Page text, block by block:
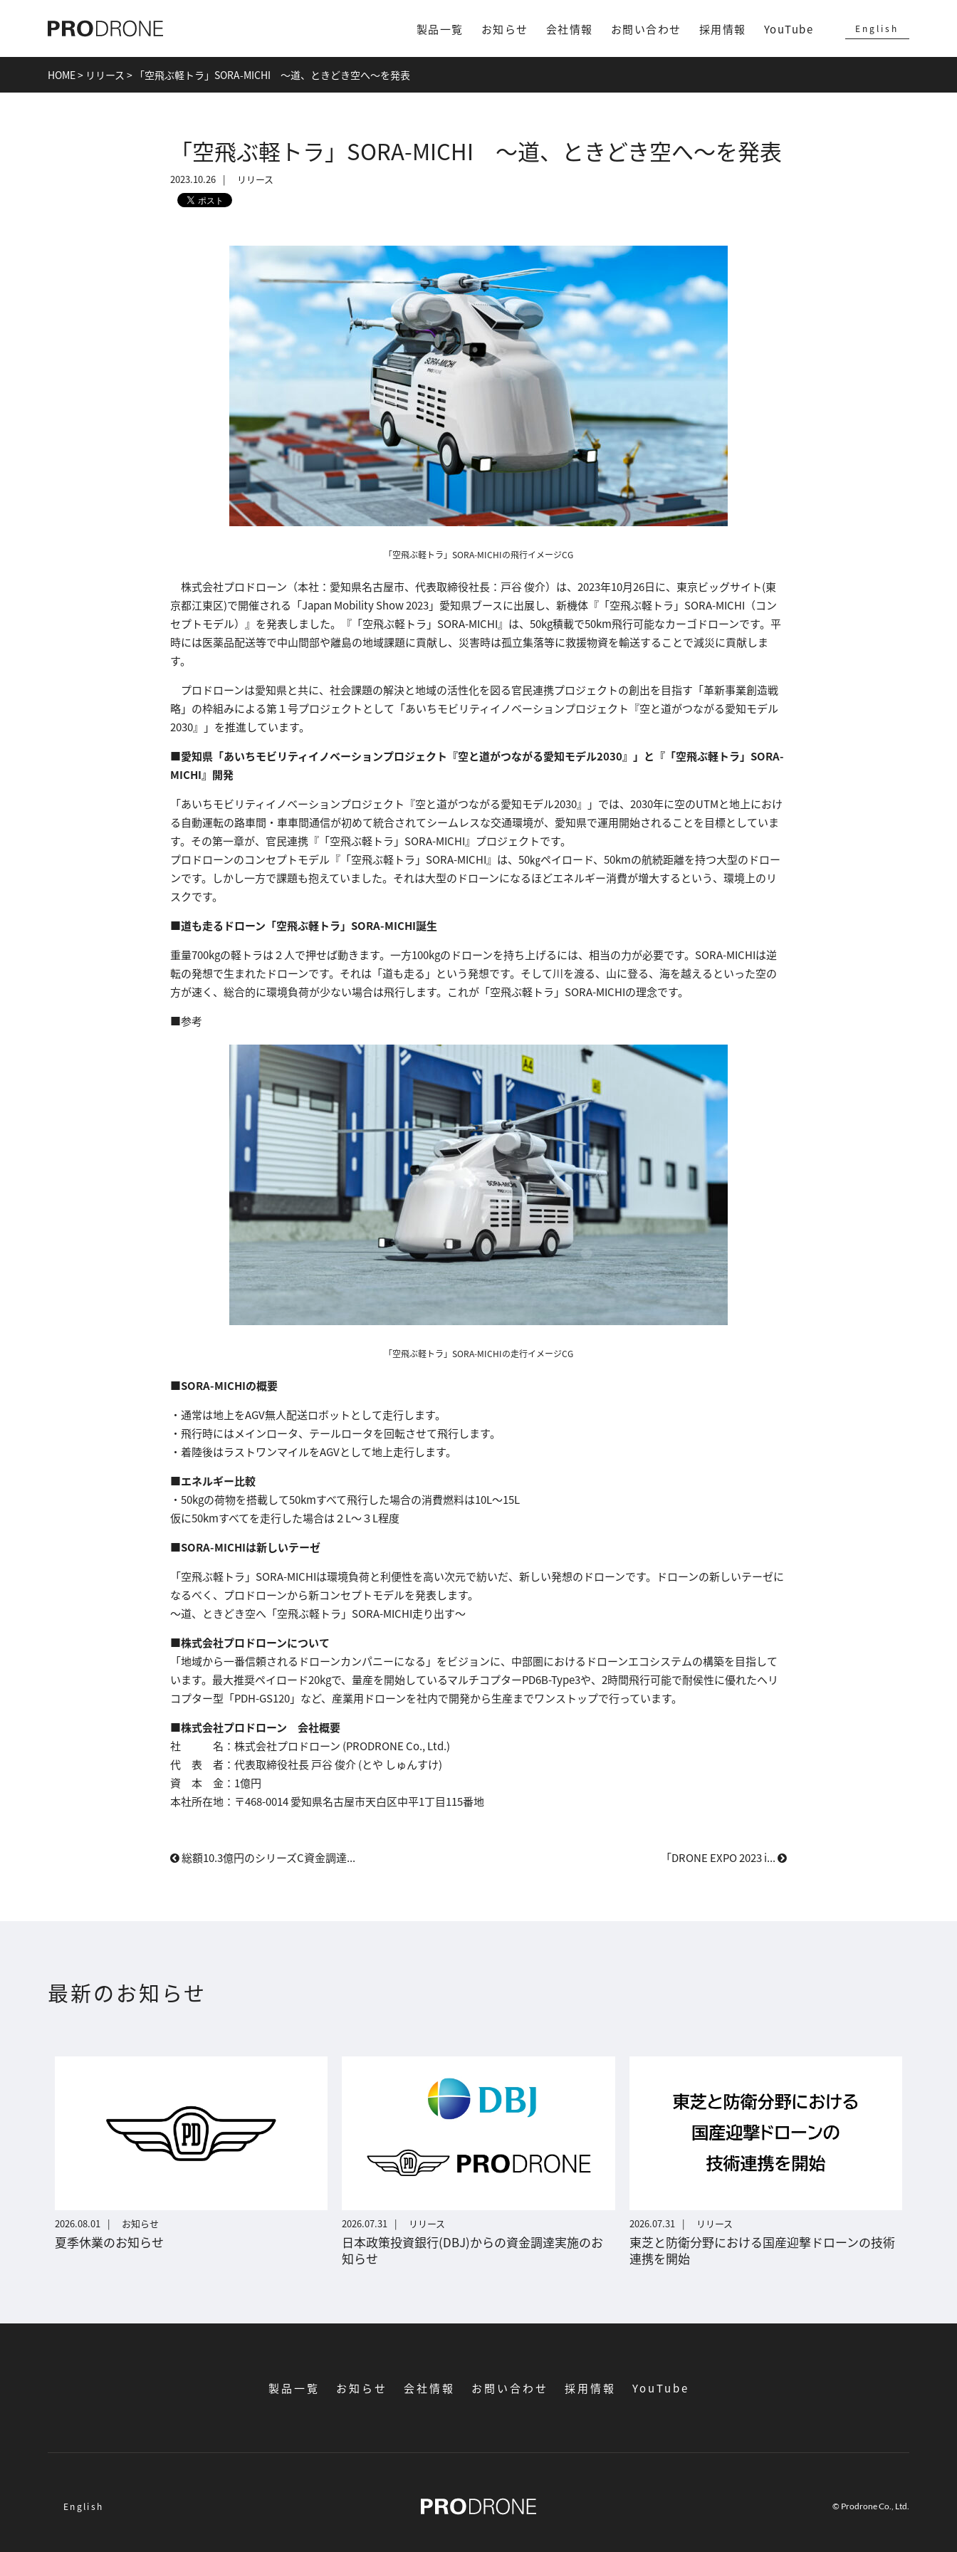
製品一覧 お知らせ 会社情報 お問い合わせ 採用情報 YouTube English
HOME> リリース > 「空飛ぶ軽トラ」SORA-MICHI ～道、ときどき空へ～を発表
「空飛ぶ軽トラ」SORA-MICHI ～道、ときどき空へ～を発表
2023.10.26 リリース
「空飛ぶ軽トラ」SORA-MICHIの飛行イメージCG
株式会社プロドローン（本社：愛知県名古屋市、代表取締役社長：戸谷 俊介）は、2023年10月26日に、東京ビッグサイト(東
京都江東区)で開催される「Japan Mobility Show 2023」愛知県ブースに出展し、新機体『「空飛ぶ軽トラ」SORA-MICHI（コン
セプトモデル）』を発表しました。『「空飛ぶ軽トラ」SORA-MICHI』は、50kg積載で50km飛行可能なカーゴドローンです。平
時には医薬品配送等で中山間部や離島の地域課題に貢献し、災害時は孤立集落等に救援物資を輸送することで減災に貢献しま
す。
プロドローンは愛知県と共に、社会課題の解決と地域の活性化を図る官民連携プロジェクトの創出を目指す「革新事業創造戦
略」の枠組みによる第１号プロジェクトとして「あいちモビリティイノベーションプロジェクト『空と道がつながる愛知モデル
2030』」を推進しています。
■愛知県「あいちモビリティイノベーションプロジェクト『空と道がつながる愛知モデル2030』」と『「空飛ぶ軽トラ」SORA-
MICHI』開発
「あいちモビリティイノベーションプロジェクト『空と道がつながる愛知モデル2030』」では、2030年に空のUTMと地上におけ
る自動運転の路車間・車車間通信が初めて統合されてシームレスな交通環境が、愛知県で運用開始されることを目標としていま
す。その第一章が、官民連携『「空飛ぶ軽トラ」SORA-MICHI』プロジェクトです。
プロドローンのコンセプトモデル『「空飛ぶ軽トラ」SORA-MICHI』は、50㎏ペイロード、50kmの航続距離を持つ大型のドロー
ンです。しかし一方で課題も抱えていました。それは大型のドローンになるほどエネルギー消費が増大するという、環境上のリ
スクです。
■道も走るドローン「空飛ぶ軽トラ」SORA-MICHI誕生
重量700kgの軽トラは２人で押せば動きます。一方100kgのドローンを持ち上げるには、相当の力が必要です。SORA-MICHIは逆
転の発想で生まれたドローンです。それは「道も走る」という発想です。そして川を渡る、山に登る、海を越えるといった空の
方が速く、総合的に環境負荷が少ない場合は飛行します。これが「空飛ぶ軽トラ」SORA-MICHIの理念です。
■参考
「空飛ぶ軽トラ」SORA-MICHIの走行イメージCG
■SORA-MICHIの概要
・通常は地上をAGV無人配送ロボットとして走行します。
・飛行時にはメインロータ、テールロータを回転させて飛行します。
・着陸後はラストワンマイルをAGVとして地上走行します。
■エネルギー比較
・50kgの荷物を搭載して50kmすべて飛行した場合の消費燃料は10L～15L
仮に50kmすべてを走行した場合は２L～３L程度
■SORA-MICHIは新しいテーゼ
「空飛ぶ軽トラ」SORA-MICHIは環境負荷と利便性を高い次元で紡いだ、新しい発想のドローンです。ドローンの新しいテーゼに
なるべく、プロドローンから新コンセプトモデルを発表します。
～道、ときどき空へ「空飛ぶ軽トラ」SORA-MICHI走り出す～
■株式会社プロドローンについて
「地域から一番信頼されるドローンカンパニーになる」をビジョンに、中部圏におけるドローンエコシステムの構築を目指して
います。最大推奨ペイロード20kgで、量産を開始しているマルチコプターPD6B-Type3や、2時間飛行可能で耐侯性に優れたヘリ
コプター型「PDH-GS120」など、産業用ドローンを社内で開発から生産までワンストップで行っています。
■株式会社プロドローン 会社概要
社 名：株式会社プロドローン (PRODRONE Co., Ltd.)
代 表 者：代表取締役社長 戸谷 俊介 (とや しゅんすけ)
資 本 金：1億円
本社所在地：〒468-0014 愛知県名古屋市天白区中平1丁目115番地
総額10.3億円のシリーズC資金調達... 「DRONE EXPO 2023 i...
最新のお知らせ
2026.08.01 お知らせ
夏季休業のお知らせ
2026.07.31 リリース
日本政策投資銀行(DBJ)からの資金調達実施のお
知らせ
2026.07.31 リリース
東芝と防衛分野における国産迎撃ドローンの技術
連携を開始
製品一覧 お知らせ 会社情報 お問い合わせ 採用情報 YouTube
English © Prodrone Co., Ltd.